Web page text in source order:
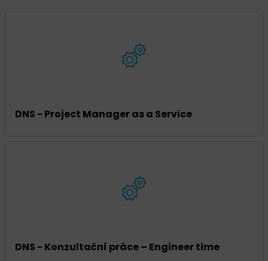
DNS - Project Manager as a Service
DNS - Konzultační práce – Engineer time